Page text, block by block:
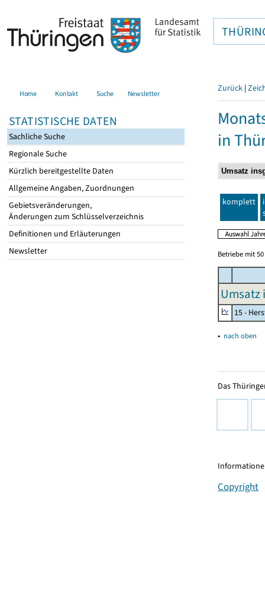
Home Kontakt Suche Newsletter
STATISTISCHE DATEN
Sachliche Suche
Regionale Suche
Kürzlich bereitgestellte Daten
Allgemeine Angaben, Zuordnungen
Gebietsveränderungen,
Änderungen zum Schlüsselverzeichnis
Definitionen und Erläuterungen
Newsletter
Zurück |
in
komplett
Betriebe mit
Umsatz
15 -
▴ nach oben
Das
Copyright